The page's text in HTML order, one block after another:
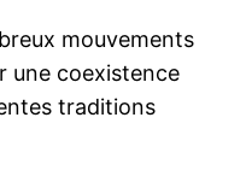
mouvements
une coexistence
traditions